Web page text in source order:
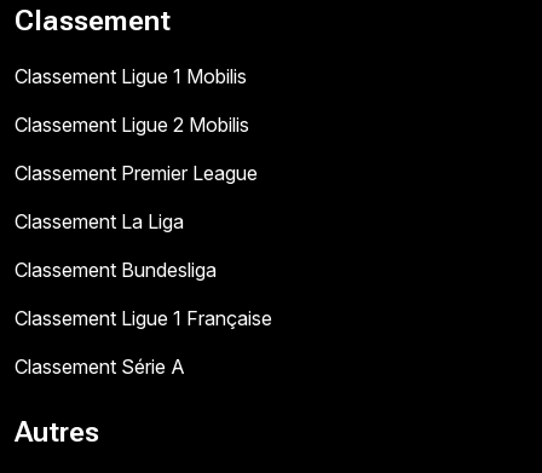
Classement
Classement Ligue 1 Mobilis
Classement Ligue 2 Mobilis
Classement Premier League
Classement La Liga
Classement Bundesliga
Classement Ligue 1 Française
Classement Série A
Autres